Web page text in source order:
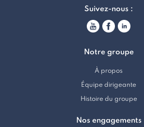
Suivez-nous :
Notre groupe
À propos
Équipe dirigeante
Histoire du groupe
Nos engagements